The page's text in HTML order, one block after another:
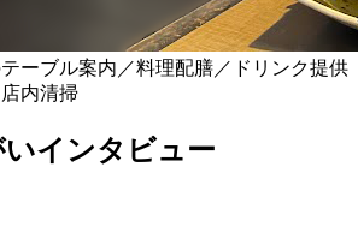
ーブル案内／料理配膳／ドリンク提供
内清掃
インタビュー